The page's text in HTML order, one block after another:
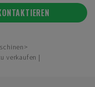
verkaufen |